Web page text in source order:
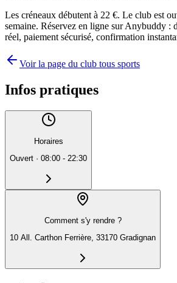
Les créneaux débutent à 22 €. Le club est
semaine. Réservez en ligne sur Anybuddy :
réel, paiement sécurisé, confirmation
Voir la page du club tous sports
Infos pratiques
Horaires
Ouvert · 08:00 - 22:30
Comment s'y rendre ?
10 All. Carthon Ferrière, 33170 Gradignan